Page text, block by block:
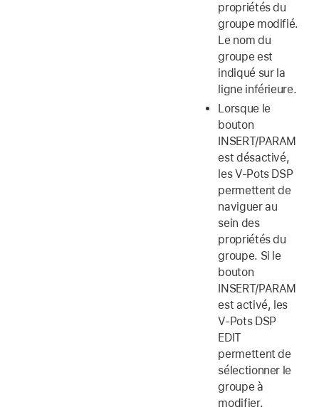
propriétés du
groupe modifié.
Le nom du
groupe est
indiqué sur la
ligne inférieure.
Lorsque le
bouton
INSERT/PARAM
est désactivé,
les V-Pots DSP
permettent de
naviguer au
sein des
propriétés du
groupe. Si le
bouton
INSERT/PARAM
est activé, les
V-Pots DSP
EDIT
permettent de
sélectionner le
groupe à
modifier.